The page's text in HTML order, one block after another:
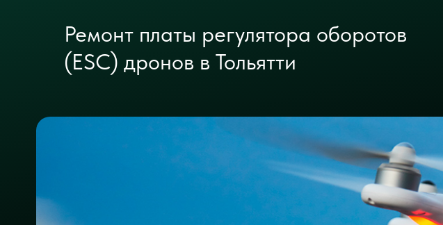
Ремонт платы регулятора оборотов
(ESC) дронов в Тольятти